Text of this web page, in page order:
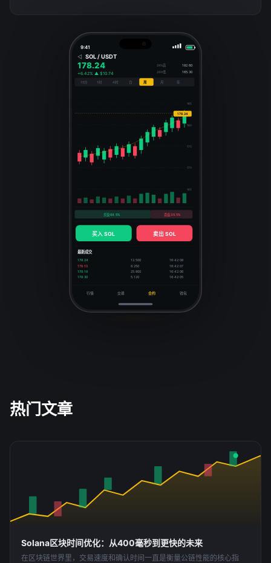
9:41
◁ SOL / USDT
178.24
+6.42% ▲ $10.74
24h高 182.60
24h低 165.30
15分 1时 4时 日 周 月 年
185
180
175
170
165
178.24
买盘 64.5% 卖盘 35.5%
买入 SOL 卖出 SOL
最新成交
178.24 12.500
16:42:08
178.10
8.250 16:42:07
178.18 25.800 16:42:06
178.30 5.120 16:42:05
行情 交易 合约 钱包
热门文章
Solana区块时间优化：从400毫秒到更快的未来
在区块链世界里，交易速度和确认时间一直是衡量公链性能的核心指